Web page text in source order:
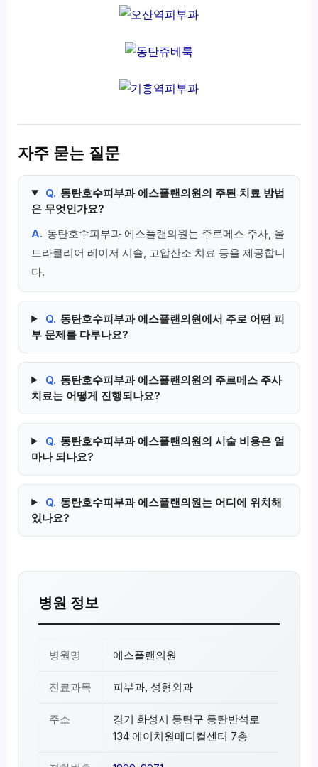
자주 묻는 질문
Q. 동탄호수피부과 에스플랜의원의 주된 치료 방법
은 무엇인가요?
A. 동탄호수피부과 에스플랜의원는 주르메스 주사, 울
트라클리어 레이저 시술, 고압산소 치료 등을 제공합니
다.
Q. 동탄호수피부과 에스플랜의원에서 주로 어떤 피
부 문제를 다루나요?
Q. 동탄호수피부과 에스플랜의원의 주르메스 주사
치료는 어떻게 진행되나요?
Q. 동탄호수피부과 에스플랜의원의 시술 비용은 얼
마나 되나요?
Q. 동탄호수피부과 에스플랜의원는 어디에 위치해
있나요?
병원 정보
병원명 에스플랜의원
진료과목 피부과, 성형외과
주소
경기 화성시 동탄구 동탄반석로
134 에이치원메디컬센터 7층